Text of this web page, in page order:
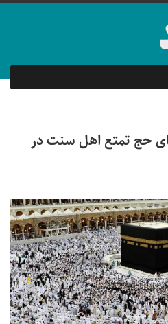
حج تمتع اهل سنت در